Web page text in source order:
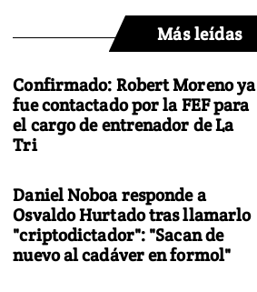
Más leídas
Confirmado: Robert Moreno ya
fue contactado por la FEF para
el cargo de entrenador de La
Tri
Daniel Noboa responde a
Osvaldo Hurtado tras llamarlo
"criptodictador": "Sacan de
nuevo al cadáver en formol"